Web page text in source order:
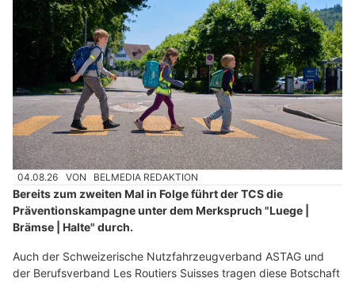
04.08.26 VON BELMEDIA REDAKTION
Bereits zum zweiten Mal in Folge führt der TCS die
Präventionskampagne unter dem Merkspruch "Luege |
Brämse | Halte" durch.
Auch der Schweizerische Nutzfahrzeugverband ASTAG und
der Berufsverband Les Routiers Suisses tragen diese Botschaft